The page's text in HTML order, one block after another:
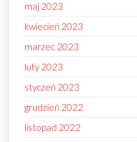
maj 2023
kwiecień 2023
marzec 2023
luty 2023
styczeń 2023
grudzień 2022
listopad 2022